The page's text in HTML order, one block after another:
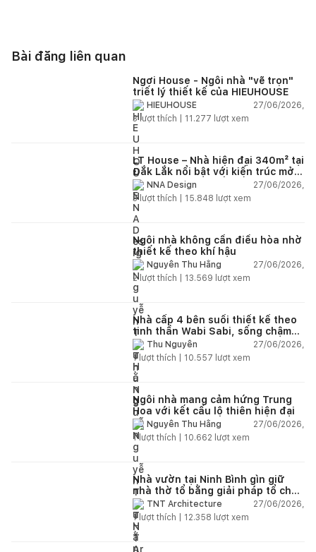
Bài đăng liên quan
Ngơi House - Ngôi nhà "vẽ trọn"
triết lý thiết kế của HIEUHOUSE
HIEUHOUSE
27/06/2026,
3lượt thích | 11.277 lượt xem
LT House – Nhà hiện đại 340m² tại
Đắk Lắk nổi bật với kiến trúc mở
và hệ sân vườn kết nối thiên
nhiên
NNA Design
27/06/2026,
3lượt thích | 15.848 lượt xem
Ngôi nhà không cần điều hòa nhờ
thiết kế theo khí hậu
Nguyễn Thu Hằng
27/06/2026,
2lượt thích | 13.569 lượt xem
Nhà cấp 4 bên suối thiết kế theo
tinh thần Wabi Sabi, sống chậm
giữa thiên nhiên
Thu Nguyễn
27/06/2026,
1lượt thích | 10.557 lượt xem
Ngôi nhà mang cảm hứng Trung
Hoa với kết cấu lộ thiên hiện đại
Nguyễn Thu Hằng
27/06/2026,
1lượt thích | 10.662 lượt xem
Nhà vườn tại Ninh Bình gìn giữ
nhà thờ tổ bằng giải pháp tổ chức
lại không gian
TNT Architecture
27/06/2026,
1lượt thích | 12.358 lượt xem